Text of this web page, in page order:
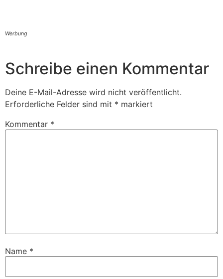
Werbung
Schreibe einen Kommentar
Deine E-Mail-Adresse wird nicht veröffentlicht.
Erforderliche Felder sind mit * markiert
Kommentar *
Name *